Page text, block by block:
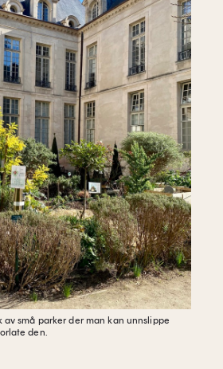
små parker der man kan unnslippe
den.